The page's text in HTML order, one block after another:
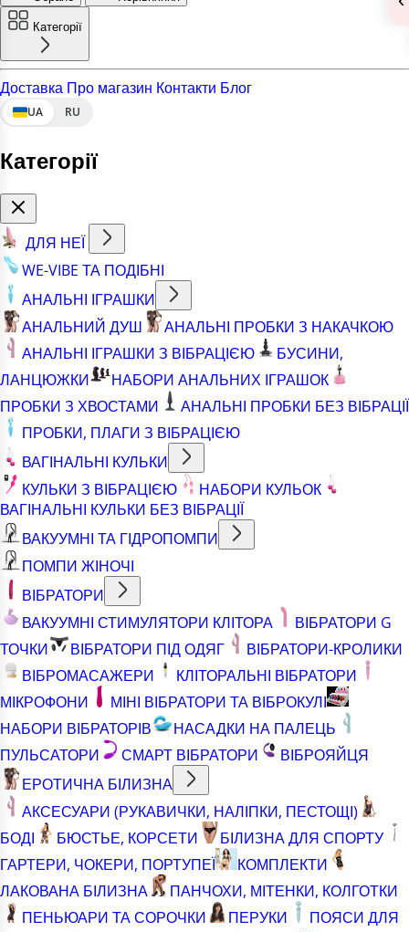
Категорії
Доставка Про магазин Контакти Блог
UA RU
Категорії
ДЛЯ НЕЇ
WE-VIBE ТА ПОДІБНІ
АНАЛЬНІ ІГРАШКИ
АНАЛЬНИЙ ДУШ
АНАЛЬНІ ПРОБКИ З НАКАЧКОЮ
АНАЛЬНІ ІГРАШКИ З ВІБРАЦІЄЮ
БУСИНИ,
ЛАНЦЮЖКИ
НАБОРИ АНАЛЬНИХ ІГРАШОК
ПРОБКИ З ХВОСТАМИ
АНАЛЬНІ ПРОБКИ БЕЗ ВІБРАЦІЇ
ПРОБКИ, ПЛАГИ З ВІБРАЦІЄЮ
ВАГІНАЛЬНІ КУЛЬКИ
КУЛЬКИ З ВІБРАЦІЄЮ
НАБОРИ КУЛЬОК
ВАГІНАЛЬНІ КУЛЬКИ БЕЗ ВІБРАЦІЇ
ВАКУУМНІ ТА ГІДРОПОМПИ
ПОМПИ ЖІНОЧІ
ВІБРАТОРИ
ВАКУУМНІ СТИМУЛЯТОРИ КЛІТОРА
ВІБРАТОРИ G
ТОЧКИ
ВІБРАТОРИ ПІД ОДЯГ
ВІБРАТОРИ-КРОЛИКИ
ВІБРОМАСАЖЕРИ
КЛІТОРАЛЬНІ ВІБРАТОРИ
МІКРОФОНИ
МІНІ ВІБРАТОРИ ТА ВІБРОКУЛІ
НАБОРИ ВІБРАТОРІВ
НАСАДКИ НА ПАЛЕЦЬ
ПУЛЬСАТОРИ
СМАРТ ВІБРАТОРИ
ВІБРОЯЙЦЯ
ЕРОТИЧНА БІЛИЗНА
АКСЕСУАРИ (РУКАВИЧКИ, НАЛІПКИ, ПЕСТОЩІ)
БОДІ
БЮСТЬЕ, КОРСЕТИ
БІЛИЗНА ДЛЯ СПОРТУ
ГАРТЕРИ, ЧОКЕРИ, ПОРТУПЕЇ
КОМПЛЕКТИ
ЛАКОВАНА БІЛИЗНА
ПАНЧОХИ, МІТЕНКИ, КОЛГОТКИ
ПЕНЬЮАРИ ТА СОРОЧКИ
ПЕРУКИ
ПОЯСИ ДЛЯ